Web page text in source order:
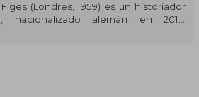
(Londres, 1959) es un historiador
nacionalizado alemán en 2017,
en la historia de Rusia y Europa